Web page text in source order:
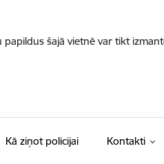
šajā vietnē var tikt
Kā ziņot policijai Kontakti